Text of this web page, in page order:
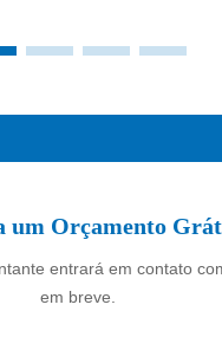
um Orçamento
entrará em contato
em breve.